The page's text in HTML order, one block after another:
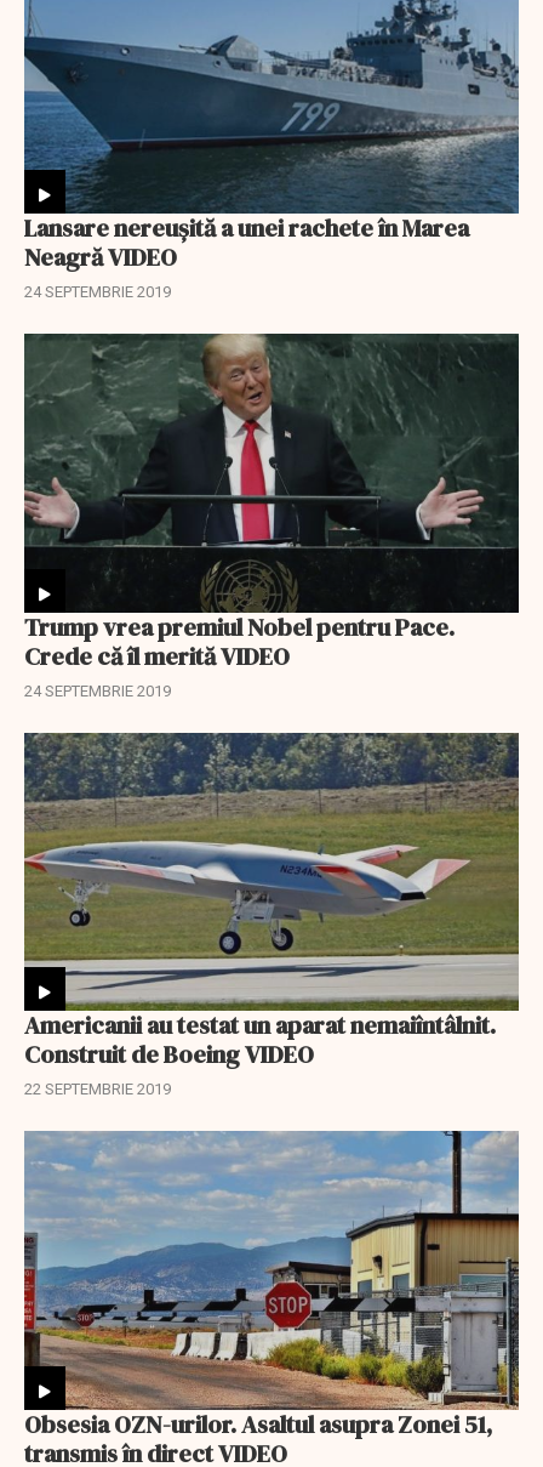
Lansare nereușită a unei rachete în Marea
Neagră VIDEO
24 SEPTEMBRIE 2019
Trump vrea premiul Nobel pentru Pace.
Crede că îl merită VIDEO
24 SEPTEMBRIE 2019
Americanii au testat un aparat nemaiîntâlnit.
Construit de Boeing VIDEO
22 SEPTEMBRIE 2019
Obsesia OZN-urilor. Asaltul asupra Zonei 51,
transmis în direct VIDEO